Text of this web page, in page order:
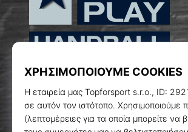
WePlayHandball.cy